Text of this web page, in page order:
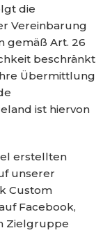
die
Vereinbarung
gemäß Art. 26
beschränkt
Übermittlung
ist hiervon
erstellten
unserer
Custom
Facebook,
Zielgruppe